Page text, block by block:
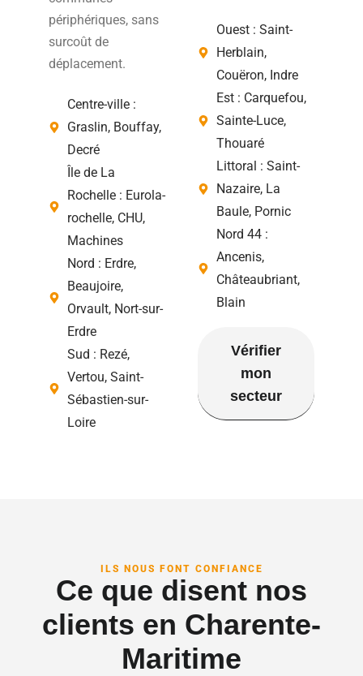
périphériques, sans
surcoût de
déplacement.
Centre-ville :
Graslin, Bouffay,
Decré
Île de La
Rochelle : Eurola-
rochelle, CHU,
Machines
Nord : Erdre,
Beaujoire,
Orvault, Nort-sur-
Erdre
Sud : Rezé,
Vertou, Saint-
Sébastien-sur-
Loire
Ouest : Saint-
Herblain,
Couëron, Indre
Est : Carquefou,
Sainte-Luce,
Thouaré
Littoral : Saint-
Nazaire, La
Baule, Pornic
Nord 44 :
Ancenis,
Châteaubriant,
Blain
Vérifier
mon
secteur
ILS NOUS FONT CONFIANCE
Ce que disent nos
clients en Charente-
Maritime